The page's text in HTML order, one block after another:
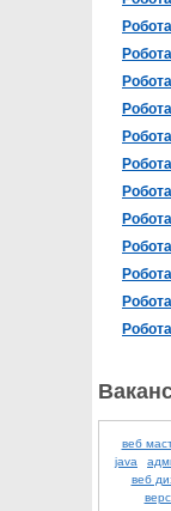
веб
java
веб